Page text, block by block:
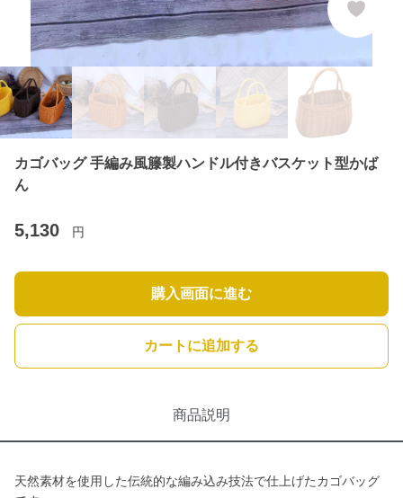
カゴバッグ 手編み風籐製ハンドル付きバスケット型かば
ん
5,130 円
購入画面に進む
カートに追加する
商品説明
天然素材を使用した伝統的な編み込み技法で仕上げたカゴバッグ